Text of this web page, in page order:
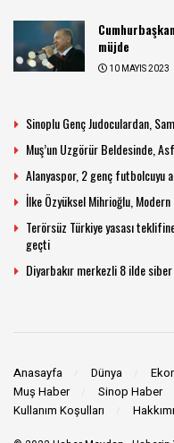
müjde
10 MAYIS 2023
Sinoplu Genç Judoculardan,
Muş’un Uzgörür Beldesinde,
Alanyaspor, 2 genç futbolcuyu
İlke Özyüksel Mihrioğlu,
Terörsüz Türkiye yasası
geçti
Diyarbakır merkezli 8 ilde
Anasayfa Dünya
Muş Haber
Sinop Haber
Kullanım Koşulları